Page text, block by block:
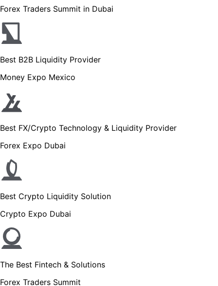
Forex Traders Summit in Dubai
Best B2B Liquidity Provider
Money Expo Mexico
Best FX/Crypto Technology & Liquidity Provider
Forex Expo Dubai
Best Crypto Liquidity Solution
Crypto Expo Dubai
The Best Fintech & Solutions
Forex Traders Summit